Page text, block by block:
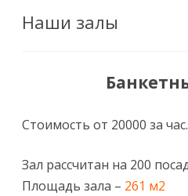
Наши залы
Стоимость от 20000 за час.
Зал рассчитан на 200
Площадь зала – 261 м2